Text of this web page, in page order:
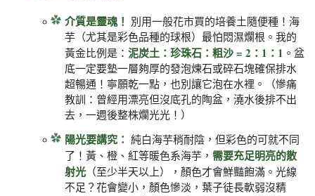
介質是靈魂！
別用一般花市買的培養土隨便種！海
芋（尤其是彩色品種的球根）最怕悶濕爛根。我的
黃金比例是： 泥炭土：珍珠石：粗沙 = 2：1：1 。盆
底一定要墊一層夠厚的發泡煉石或碎石塊確保排水
超暢通！寧願乾一點，也別讓它泡在水裡。（慘痛
教訓：曾經用漂亮但沒底孔的陶盆，澆水後排不出
去，一週後整株爛光光！）
陽光要講究： 純白海芋稍耐陰，但彩色的可就不同
了！黃、橙、紅等暖色系海芋， 需要充足明亮的散
射光 （至少半天以上），顏色才會鮮豔飽滿。光線
不足？花會變小，顏色慘淡，葉子徒長軟弱沒精